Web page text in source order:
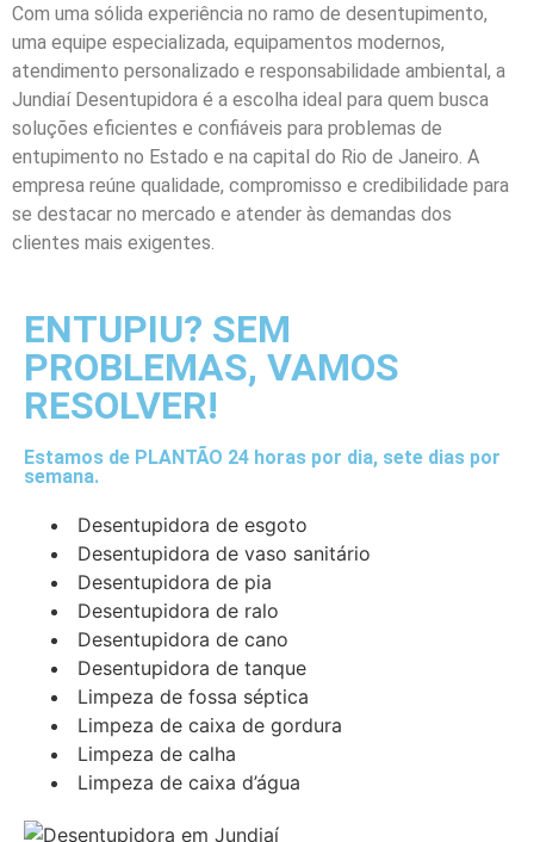
Com uma sólida experiência no ramo de desentupimento,
uma equipe especializada, equipamentos modernos,
atendimento personalizado e responsabilidade ambiental, a
Jundiaí Desentupidora é a escolha ideal para quem busca
soluções eficientes e confiáveis para problemas de
entupimento no Estado e na capital do Rio de Janeiro. A
empresa reúne qualidade, compromisso e credibilidade para
se destacar no mercado e atender às demandas dos
clientes mais exigentes.
ENTUPIU? SEM
PROBLEMAS, VAMOS
RESOLVER!
Estamos de PLANTÃO 24 horas por dia, sete dias por
semana.
Desentupidora de esgoto
Desentupidora de vaso sanitário
Desentupidora de pia
Desentupidora de ralo
Desentupidora de cano
Desentupidora de tanque
Limpeza de fossa séptica
Limpeza de caixa de gordura
Limpeza de calha
Limpeza de caixa d’água